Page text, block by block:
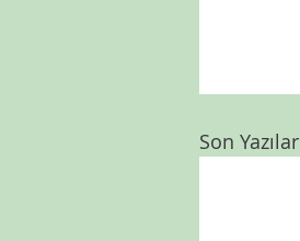
Son Yazılar